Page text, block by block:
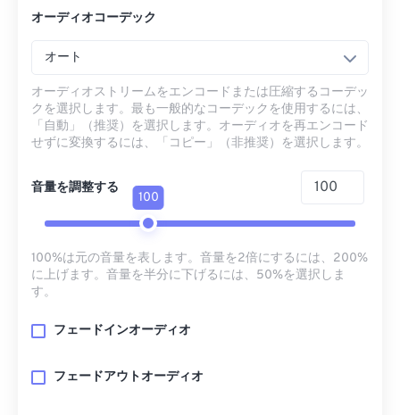
オーディオコーデック
オート
オーディオストリームをエンコードまたは圧縮するコーデッ
クを選択します。最も一般的なコーデックを使用するには、
「自動」（推奨）を選択します。オーディオを再エンコード
せずに変換するには、「コピー」（非推奨）を選択します。
音量を調整する
100
100%は元の音量を表します。音量を2倍にするには、200%
に上げます。音量を半分に下げるには、50%を選択しま
す。
フェードインオーディオ
フェードアウトオーディオ